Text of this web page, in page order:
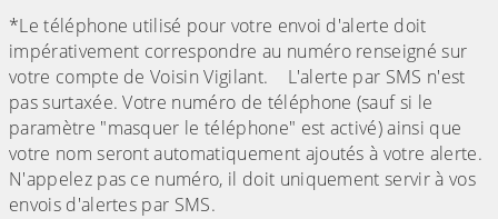
*Le téléphone utilisé pour votre envoi d'alerte doit
impérativement correspondre au numéro renseigné sur
votre compte de Voisin Vigilant. L'alerte par SMS n'est
pas surtaxée. Votre numéro de téléphone (sauf si le
paramètre "masquer le téléphone" est activé) ainsi que
votre nom seront automatiquement ajoutés à votre alerte.
N'appelez pas ce numéro, il doit uniquement servir à vos
envois d'alertes par SMS.